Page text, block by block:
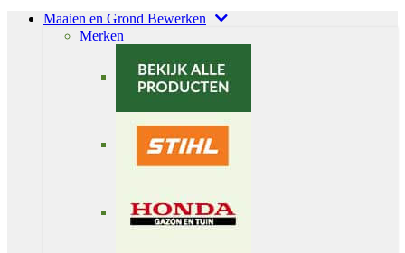
Maaien en Grond Bewerken
Merken